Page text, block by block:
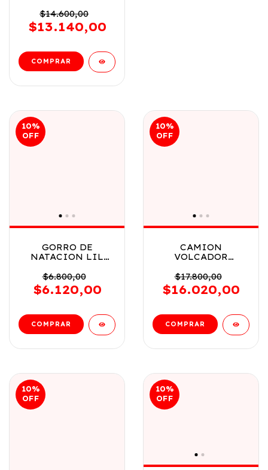
24036 SET AZUL
$14.600,00
$13.140,00
10%
OFF
GORRO DE
NATACION LIL
BESTWAY VR2
26049 VERDE CON
AZUL
$6.800,00
$6.120,00
10%
OFF
CAMION
VOLCADOR
PIEZAS COD 1643
$17.800,00
$16.020,00
10%
OFF
10%
OFF